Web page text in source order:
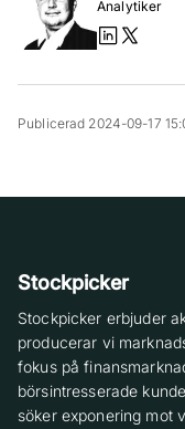
Analytiker
Publicerad 2024-09-17
Stockpicker
Stockpicker erbjuder
producerar vi
fokus på
börsintresserade
söker exponering mot